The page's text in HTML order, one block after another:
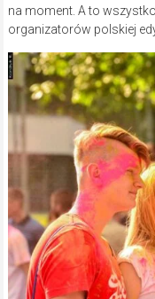
na moment. A to
organizatorów polskiej